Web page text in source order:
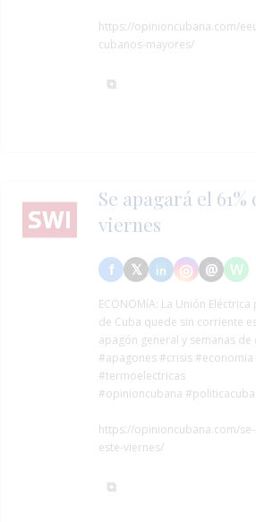
https://opinioncubana.com/
cubanos-mayores/
Se apagará el
viernes
ECONOMíA: La Unión
de Cuba quede sin corriente
apagón general y semanas
#apagones #crisis #economia
#termoelectricas
#opinioncubana
https://opinioncubana.com/
este-viernes/